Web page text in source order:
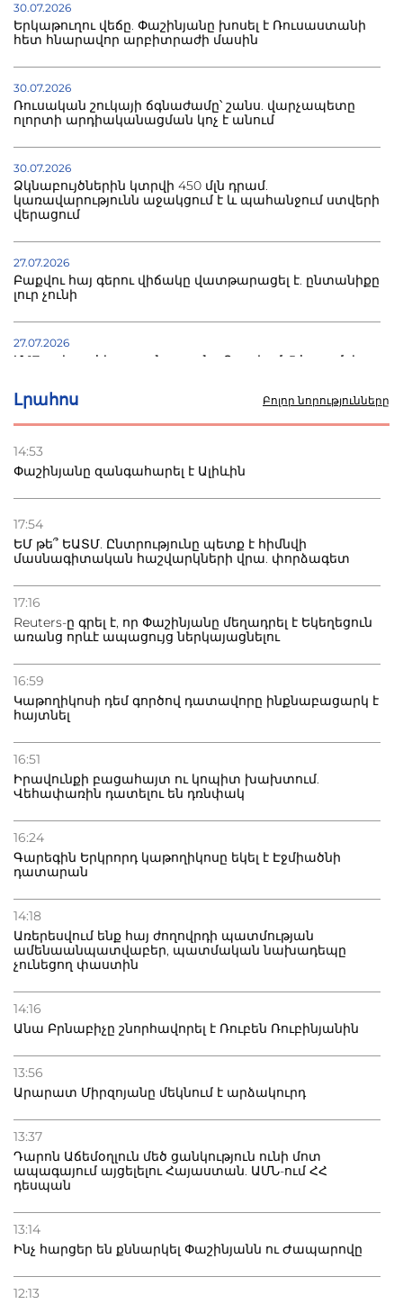
Լրահոս Բոլոր նորությունները
14:53
Փաշինյանը զանգահարել է Ալիևին
17:54
ԵՄ թե՞ ԵԱՏՄ. Ընտրությունը պետք է հիմնվի
մասնագիտական հաշվարկների վրա. փորձագետ
17:16
Reuters-ը գրել է, որ Փաշինյանը մեղադրել է Եկեղեցուն
առանց որևէ ապացույց ներկայացնելու
16:59
Կաթողիկոսի դեմ գործով դատավորը ինքնաբացարկ է
հայտնել
16:51
Իրավունքի բացահայտ ու կոպիտ խախտում.
Վեհափառին դատելու են դռնփակ
16:24
Գարեգին Երկրորդ կաթողիկոսը եկել է Էջմիածնի
դատարան
14:18
Առերեսվում ենք հայ ժողովրդի պատմության
ամենաանպատվաբեր, պատմական նախադեպը
չունեցող փաստին
14:16
Անա Բրնաբիչը շնորհավորել է Ռուբեն Ռուբինյանին
13:56
Արարատ Միրզոյանը մեկնում է արձակուրդ
13:37
Դարոն Աճեմօղլուն մեծ ցանկություն ունի մոտ
ապագայում այցելելու Հայաստան. ԱՄՆ-ում ՀՀ
դեսպան
13:14
Ինչ հարցեր են քննարկել Փաշինյանն ու Ժապարովը
12:13
30.07.2026
Երկաթուղու վեճը. Փաշինյանը խոսել է Ռուսաստանի
հետ հնարավոր արբիտրաժի մասին
30.07.2026
Ռուսական շուկայի ճգնաժամը՝ շանս. վարչապետը
ոլորտի արդիականացման կոչ է անում
30.07.2026
Ձկնաբույծներին կտրվի 450 մլն դրամ.
կառավարությունն աջակցում է և պահանջում ստվերի
վերացում
27.07.2026
Բաքվու հայ գերու վիճակը վատթարացել է. ընտանիքը
լուր չունի
27.07.2026
Մ-17 աշխարհի առաջնությունը Բաքվում. 5 հայ ըմբիշ
22.07.2026
տուժածներ կան
21.07.2026
Դատվածություն ունեցող միգրանտներին կարգելվի
բնակվել Ռուսաստանում
20.07.2026
Բաքվի բանտից գեներալ Մանուկյանը դիմել է
Փաշինյանին